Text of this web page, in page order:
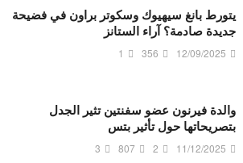
يتورط بانغ سيهيوك وسكوتر براون في فضيحة
جديدة صادمة؟ آراء الستانز
12/09/2025
356
1
والدة فيرنون عضو سفنتين تثير الجدل
بتصريحاتها حول تأثير بتس
11/12/2025
2
807
3